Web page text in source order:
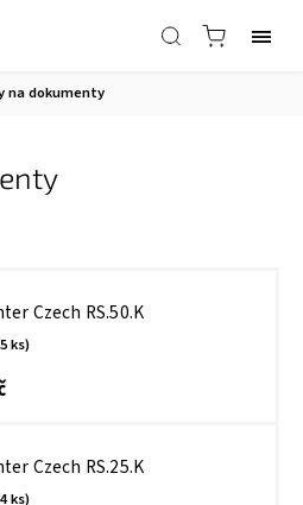
na dokumenty
Czech RS.50.K
ks)
Czech RS.25.K
ks)